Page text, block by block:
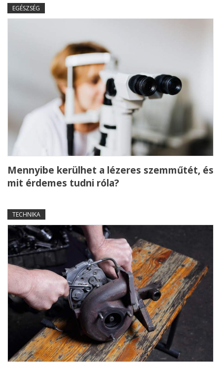
EGÉSZSÉG
Mennyibe kerülhet a lézeres szemműtét, és
mit érdemes tudni róla?
TECHNIKA